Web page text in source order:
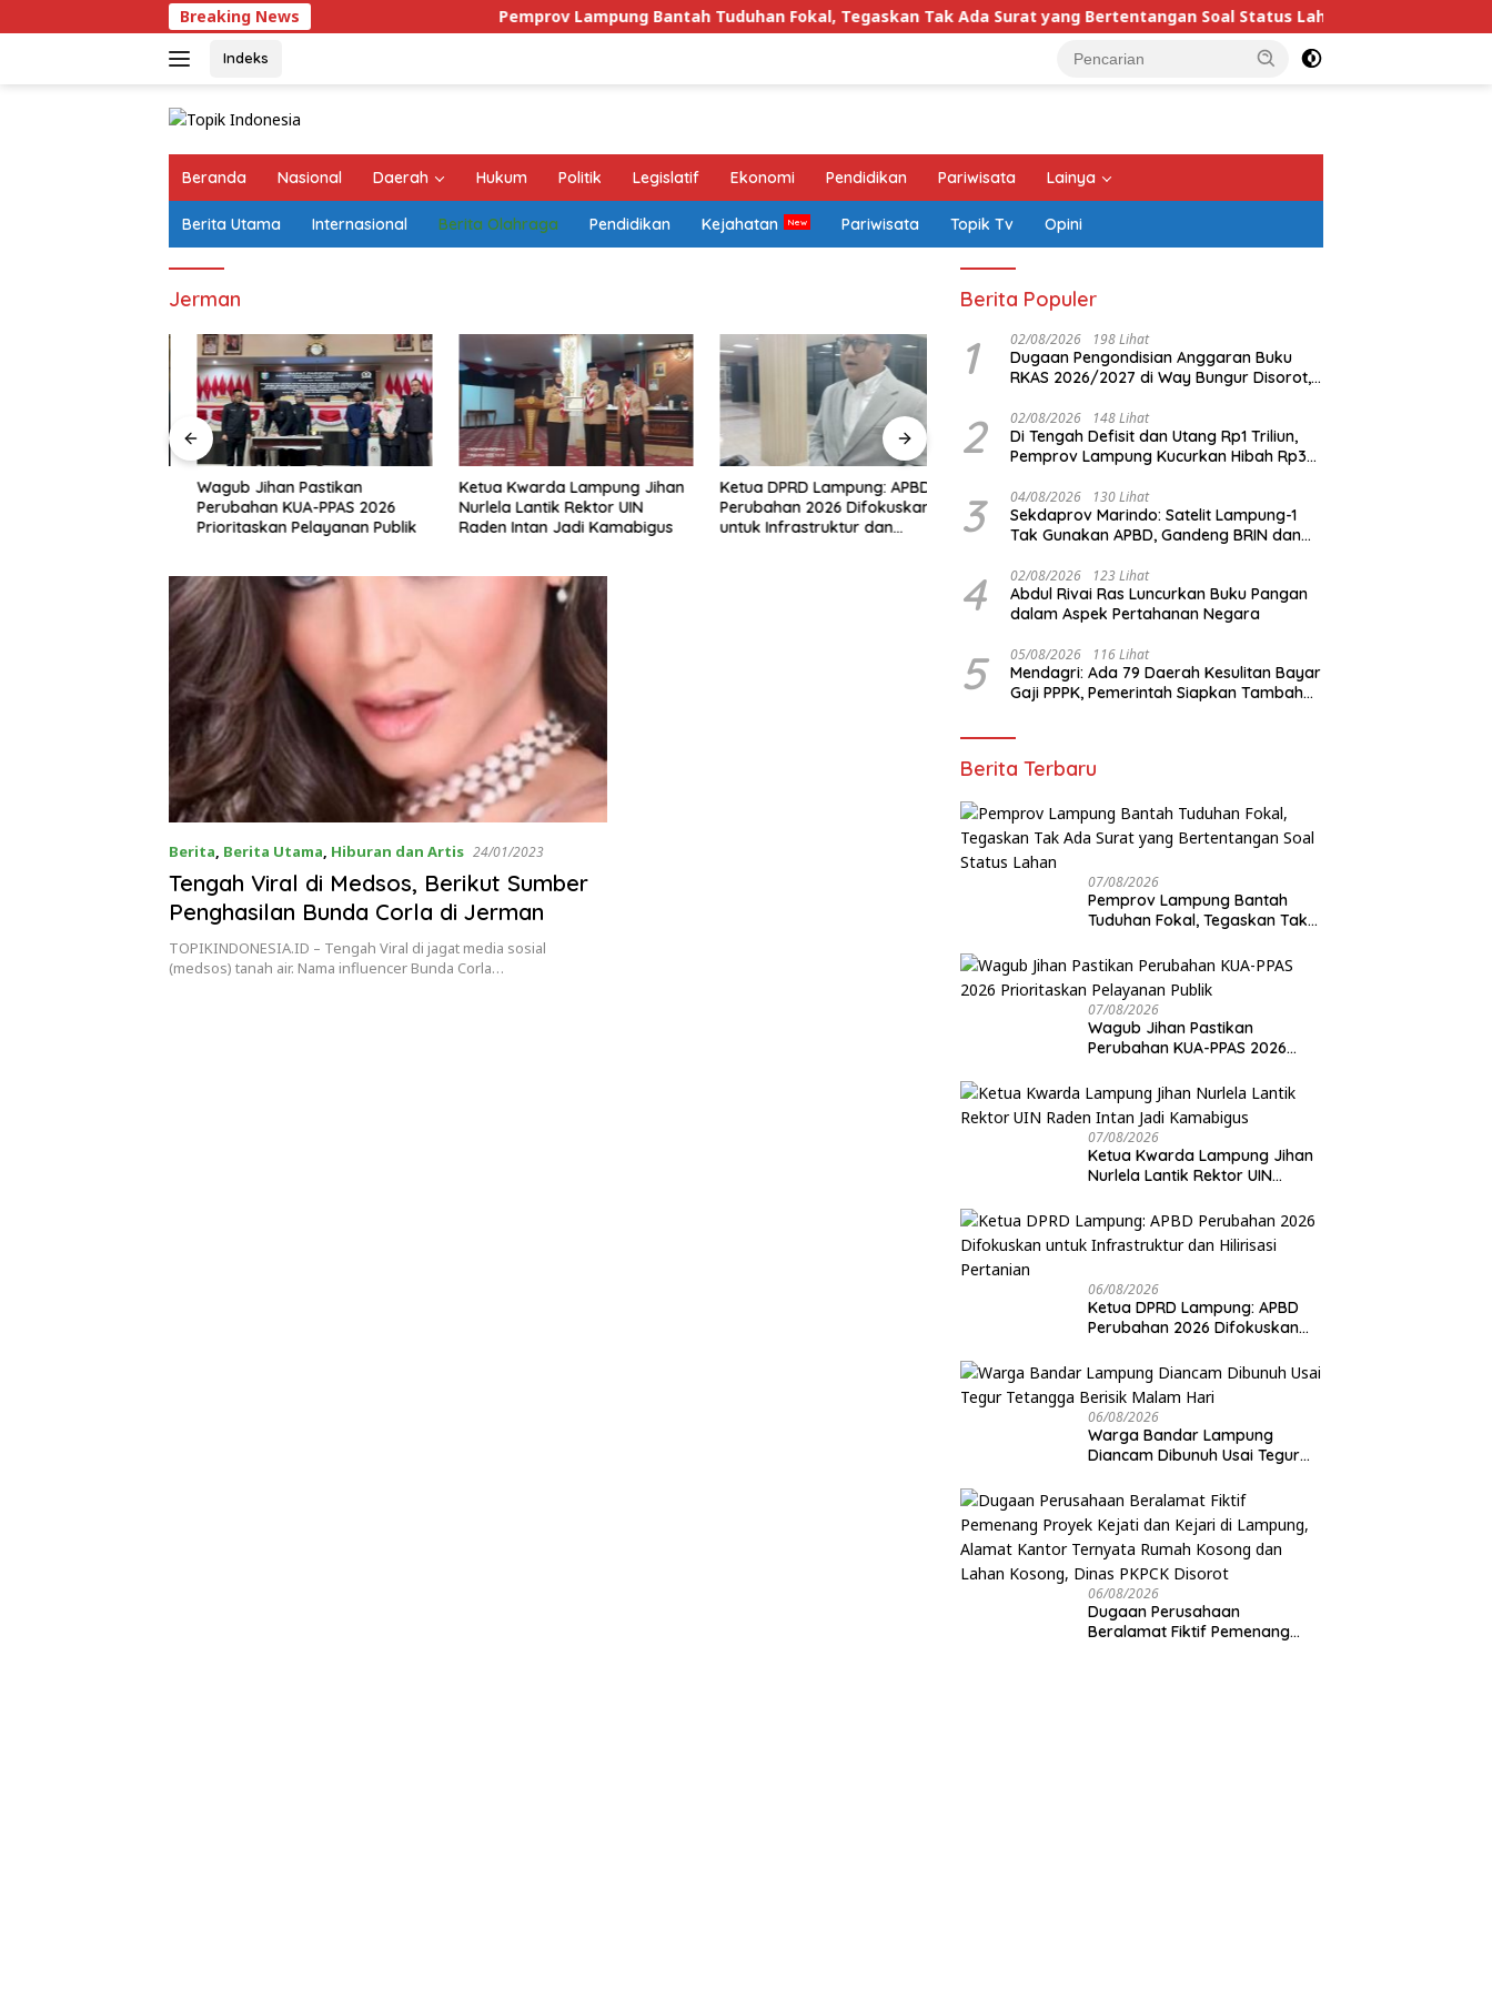
ke
Breaking News Pemprov Lampung Bantah Tuduhan Fokal, Tegaskan Tak Ada Surat yang Bertentangan Soal Status Lahan
Indeks
Beranda Nasional Daerah Hukum Politik Legislatif Ekonomi Pendidikan Pariwisata Lainya
Berita Utama Internasional Berita Olahraga Pendidikan Kejahatan Pariwisata Topik Tv Opini
Jerman
Wagub Jihan Pastikan
Perubahan KUA-PPAS 2026
Prioritaskan Pelayanan Publik
Ketua Kwarda Lampung Jihan
Nurlela Lantik Rektor UIN
Raden Intan Jadi Kamabigus
Ketua DPRD Lampung: APBD
Perubahan 2026 Difokuskan
untuk Infrastruktur dan
Warga Bandar Lampung
Diancam Dibunuh Usai Tegur
Tetangga Berisik Malam Hari
Beralamat Fiktif Pemenang
Proyek Kejati dan Kejari di
Lampung, Alamat Kantor
Lahan Kosong, Dinas PKPCK
Disorot
Berita, Berita Utama, Hiburan dan Artis 24/01/2023
Tengah Viral di Medsos, Berikut Sumber
Penghasilan Bunda Corla di Jerman
TOPIKINDONESIA.ID – Tengah Viral di jagat media sosial
(medsos) tanah air. Nama influencer Bunda Corla…
Berita Populer
1 02/08/2026 198 Lihat
Dugaan Pengondisian Anggaran Buku
RKAS 2026/2027 di Way Bungur Disorot,
Keuntungan untuk Rekreasi
2 02/08/2026 148 Lihat
Di Tengah Defisit dan Utang Rp1 Triliun,
Pemprov Lampung Kucurkan Hibah Rp35
3 04/08/2026 130 Lihat
Sekdaprov Marindo: Satelit Lampung-1
Tak Gunakan APBD, Gandeng BRIN dan
Berbasis Data
4 02/08/2026 123 Lihat
Abdul Rivai Ras Luncurkan Buku Pangan
dalam Aspek Pertahanan Negara
5 05/08/2026 116 Lihat
Mendagri: Ada 79 Daerah Kesulitan Bayar
Gaji PPPK, Pemerintah Siapkan Tambahan
Berita Terbaru
07/08/2026
Pemprov Lampung Bantah
Tuduhan Fokal, Tegaskan Tak
Soal Status Lahan
07/08/2026
Wagub Jihan Pastikan
Perubahan KUA-PPAS 2026
07/08/2026
Ketua Kwarda Lampung Jihan
Nurlela Lantik Rektor UIN
06/08/2026
Ketua DPRD Lampung: APBD
Perubahan 2026 Difokuskan
Hilirisasi Pertanian
06/08/2026
Warga Bandar Lampung
Diancam Dibunuh Usai Tegur
06/08/2026
Dugaan Perusahaan
Beralamat Fiktif Pemenang